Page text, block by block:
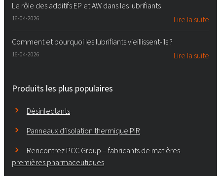
Le rôle des additifs EP et AW dans les lubrifiants
16-04-2026 Lire la suite
Comment et pourquoi les lubrifiants vieillissent-ils ?
16-04-2026 Lire la suite
Produits les plus populaires
Désinfectants
Panneaux d’isolation thermique PIR
Rencontrez PCC Group – fabricants de matières
premières pharmaceutiques